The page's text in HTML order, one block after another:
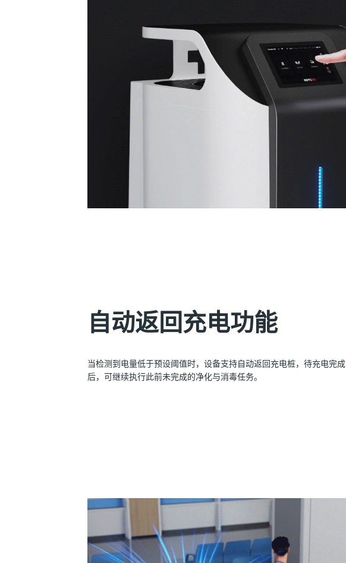
自动返回充电功能
当检测到电量低于预设阈值时，设备支持自动返回充电桩，待充电完成
后，可继续执行此前未完成的净化与消毒任务。